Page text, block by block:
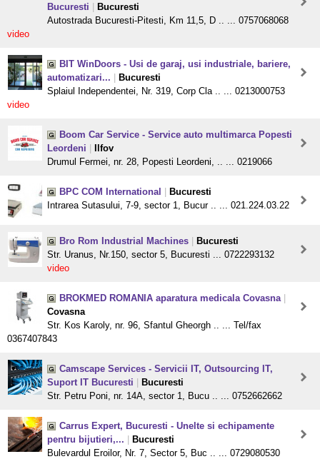
Bucuresti
Bucuresti
Autostrada Bucuresti-Pitesti, Km 11,5, D .. ... 0757068068
video
BIT WinDoors - Usi de garaj, usi industriale, bariere,
automatizari...
Bucuresti
Splaiul Independentei, Nr. 319, Corp Cla .. ... 0213000753
video
Boom Car Service - Service auto multimarca Popesti
Leordeni
Ilfov
Drumul Fermei, nr. 28, Popesti Leordeni, .. ... 0219066
BPC COM International
Bucuresti
Intrarea Sutasului, 7-9, sector 1, Bucur .. ... 021.224.03.22
Bro Rom Industrial Machines
Bucuresti
Str. Uranus, Nr.150, sector 5, Bucuresti ... 0722293132
video
BROKMED ROMANIA aparatura medicala Covasna
Covasna
Str. Kos Karoly, nr. 96, Sfantul Gheorgh .. ... Tel/fax
0367407843
Camscape Services - Servicii IT, Outsourcing IT,
Suport IT Bucuresti
Bucuresti
Str. Petru Poni, nr. 14A, sector 1, Bucu .. ... 0752662662
Carrus Expert, Bucuresti - Unelte si echipamente
pentru bijutieri,...
Bucuresti
Bulevardul Eroilor, Nr. 7, Sector 5, Buc .. ... 0729080530